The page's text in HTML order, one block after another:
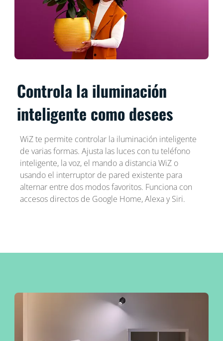
Controla la iluminación
inteligente como desees
WiZ te permite controlar la iluminación inteligente
de varias formas. Ajusta las luces con tu teléfono
inteligente, la voz, el mando a distancia WiZ o
usando el interruptor de pared existente para
alternar entre dos modos favoritos. Funciona con
accesos directos de Google Home, Alexa y Siri.